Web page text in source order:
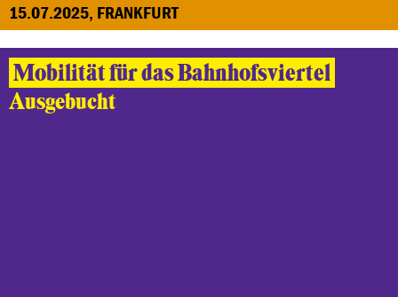
15.07.2025, FRANKFURT
Mobilität für das Bahnhofsviertel
Ausgebucht